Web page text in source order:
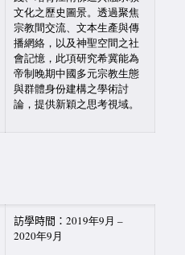
文化之歷史圖景。透過聚焦
宗教間交流、文本生產與傳
播網絡，以及神聖空間之社
會記憶，此項研究希冀能為
帝制晚期中國多元宗教生態
與群體身份建構之學術討
論，提供新穎之思考視域。
訪學時間： 2019年9月 –
2020年9月